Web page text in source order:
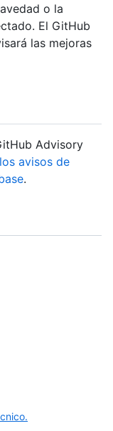
o la
El GitHub
las mejoras
Advisory
avisos de
.